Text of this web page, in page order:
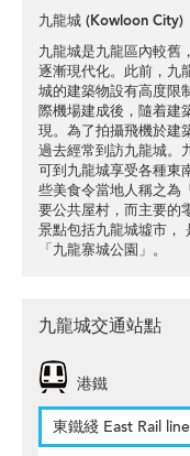
九龍城 (Kowloon City)
九龍城是九龍區內較舊
逐漸現代化。此前，九
城的建築物設有高度限
際機場建成後，隨着建
現。為了拍攝飛機於建
過去經常到訪九龍城。
可到九龍城享受各種東
些美食令當地人稱之為
要公共屋村，而主要的
景點包括九龍城墟市，
「九龍寨城公園」。
九龍城交通站點
港鐵
東鐵綫 East Rail line